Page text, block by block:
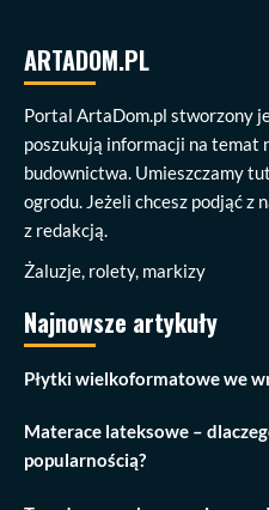
ARTADOM.PL
Portal ArtaDom.pl stworzony
poszukują informacji na temat
budownictwa. Umieszczamy
ogrodu. Jeżeli chcesz podjąć z
z redakcją.
Żaluzje, rolety, markizy
Najnowsze artykuły
Płytki wielkoformatowe we
Materace lateksowe –
popularnością?